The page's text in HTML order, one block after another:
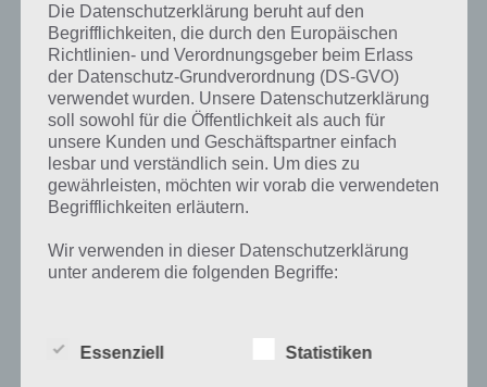
Eine der bekanntesten Sätze rund um das Dreieck dürfte der Satz
des Pythagoras sein. Dieser ist lediglich gültig bei allen ebenen
rechtwinkligen Dreiecken und sagt aus, dass die Summe der
Flächeninhalte der Kathetenquadrate, also die Seiten beim rechten
Winkel, gleich des Flächeninhalts des Hypotenusenquadrats. Die
Hypotenuse ist die gegenüberliegende Seite vom rechten Winkel
und stets die längste Seite. So lautet die Formel a² + b² = c² und sollte
vermutlich jeder schonmal gehört haben.
Auf WhatsApp teilen Teilen auf Facebook
Die Datenschutzerklärung beruht auf den
Begrifflichkeiten, die durch den Europäischen
Richtlinien- und Verordnungsgeber beim Erlass
der Datenschutz-Grundverordnung (DS-GVO)
verwendet wurden. Unsere Datenschutzerklärung
soll sowohl für die Öffentlichkeit als auch für
unsere Kunden und Geschäftspartner einfach
lesbar und verständlich sein. Um dies zu
gewährleisten, möchten wir vorab die verwendeten
Begrifflichkeiten erläutern.
Wir verwenden in dieser Datenschutzerklärung
unter anderem die folgenden Begriffe:
a) personenbezogene Daten
Essenziell Statistiken